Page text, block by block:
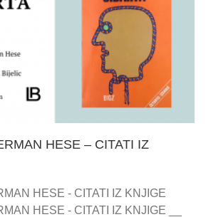
HERMAN HESE – CITATI IZ KNJIGE
HESE – CITATI IZ
HESE - CITATI IZ KNJIGE
HESE - CITATI IZ KNJIGE __